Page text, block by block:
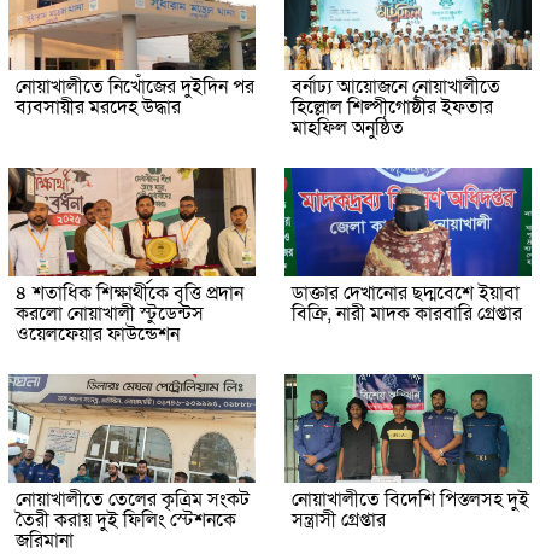
নোয়াখালীতে নিখোঁজের দুইদিন পর
ব্যবসায়ীর মরদেহ উদ্ধার
বর্নাঢ্য আয়োজনে নোয়াখালীতে
হিল্লোল শিল্পীগোষ্ঠীর ইফতার
মাহফিল অনুষ্ঠিত
৪ শতাধিক শিক্ষার্থীকে বৃত্তি প্রদান
করলো নোয়াখালী স্টুডেন্টস
ওয়েলফেয়ার ফাউন্ডেশন
ডাক্তার দেখানোর ছদ্মবেশে ইয়াবা
বিক্রি, নারী মাদক কারবারি গ্রেপ্তার
নোয়াখালীতে তেলের কৃত্রিম সংকট
তৈরী করায় দুই ফিলিং স্টেশনকে
জরিমানা
নোয়াখালীতে বিদেশি পিস্তলসহ দুই
সন্ত্রাসী গ্রেপ্তার